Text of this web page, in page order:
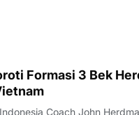
81, Dinas Pekerjaan Umum
Formasi 3 Bek
Coach John